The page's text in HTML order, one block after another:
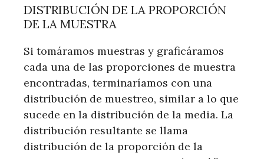
DISTRIBUCIÓN DE LA PROPORCIÓN
DE LA MUESTRA
Si tomáramos muestras y graficáramos
cada una de las proporciones de muestra
encontradas, terminaríamos con una
distribución de muestreo, similar a lo que
sucede en la distribución de la media. La
distribución resultante se llama
distribución de la proporción de la